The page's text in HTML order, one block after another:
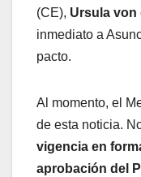
(CE), Ursula von
inmediato a
pacto.
Al momento, el
de esta noticia.
vigencia en
aprobación del